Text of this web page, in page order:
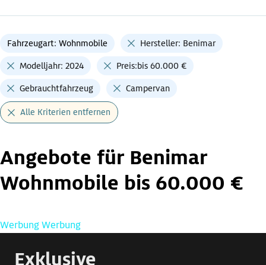
Fahrzeugart: Wohnmobile Hersteller: Benimar
Modelljahr: 2024 Preis:bis 60.000 €
Gebrauchtfahrzeug Campervan
Alle Kriterien entfernen
Angebote für Benimar
Wohnmobile bis 60.000 €
WerbungWerbung
Exklusive